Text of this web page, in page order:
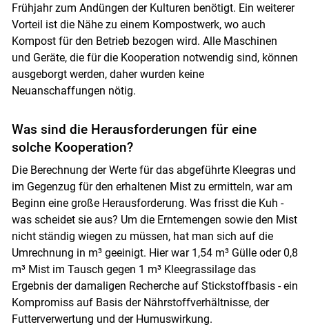
Frühjahr zum Andüngen der Kulturen benötigt. Ein weiterer
Vorteil ist die Nähe zu einem Kompostwerk, wo auch
Kompost für den Betrieb bezogen wird. Alle Maschinen
und Geräte, die für die Kooperation notwendig sind, können
ausgeborgt werden, daher wurden keine
Neuanschaffungen nötig.
Was sind die Herausforderungen für eine
solche Kooperation?
Die Berechnung der Werte für das abgeführte Kleegras und
im Gegenzug für den erhaltenen Mist zu ermitteln, war am
Beginn eine große Herausforderung. Was frisst die Kuh -
was scheidet sie aus? Um die Erntemengen sowie den Mist
nicht ständig wiegen zu müssen, hat man sich auf die
Umrechnung in m³ geeinigt. Hier war 1,54 m³ Gülle oder 0,8
m³ Mist im Tausch gegen 1 m³ Kleegrassilage das
Ergebnis der damaligen Recherche auf Stickstoffbasis - ein
Kompromiss auf Basis der Nährstoffverhältnisse, der
Futterverwertung und der Humuswirkung.